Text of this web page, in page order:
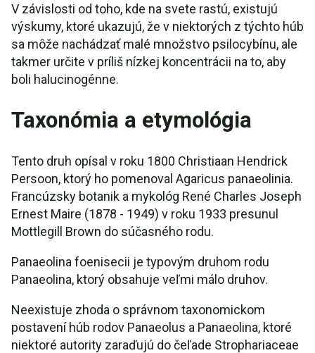
V závislosti od toho, kde na svete rastú, existujú
výskumy, ktoré ukazujú, že v niektorých z týchto húb
sa môže nachádzať malé množstvo psilocybínu, ale
takmer určite v príliš nízkej koncentrácii na to, aby
boli halucinogénne.
Taxonómia a etymológia
Tento druh opísal v roku 1800 Christiaan Hendrick
Persoon, ktorý ho pomenoval Agaricus panaeolinia.
Francúzsky botanik a mykológ René Charles Joseph
Ernest Maire (1878 - 1949) v roku 1933 presunul
Mottlegill Brown do súčasného rodu.
Panaeolina foenisecii je typovým druhom rodu
Panaeolina, ktorý obsahuje veľmi málo druhov.
Neexistuje zhoda o správnom taxonomickom
postavení húb rodov Panaeolus a Panaeolina, ktoré
niektoré autority zaraďujú do čeľade Strophariaceae